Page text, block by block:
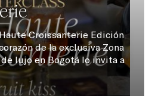
Croissanterie Edición
de la exclusiva Zona
lujo en Bogotá lo invita a